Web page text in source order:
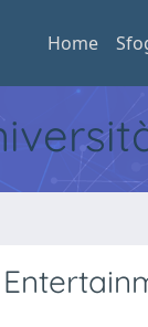
Home